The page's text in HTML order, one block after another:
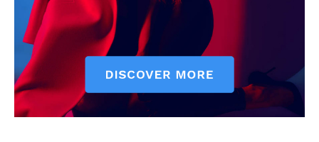
Magazine PRO